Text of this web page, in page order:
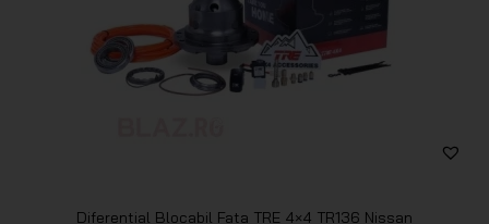
Diferential Blocabil Fata TRE 4×4 TR136 Nissan